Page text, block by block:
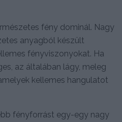
fény dominál. Nagy
anyagból készült
fényviszonyokat. Ha
az általában lágy, meleg
kellemes hangulatot
fényforrást egy-egy nagy